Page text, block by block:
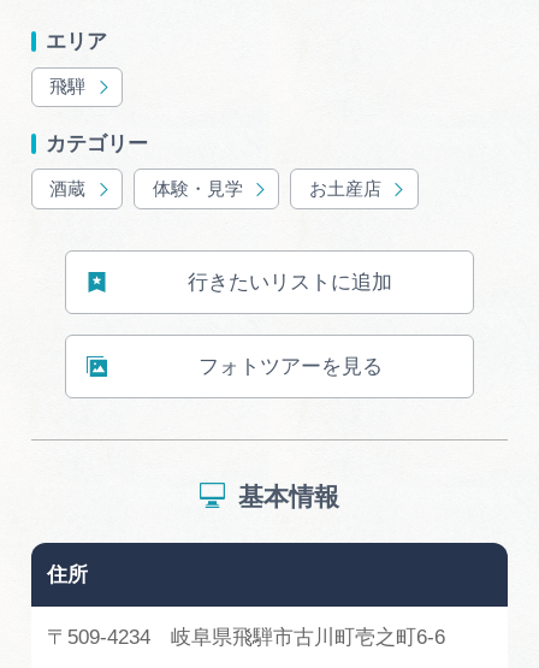
エリア
飛騨
カテゴリー
酒蔵 体験・見学 お土産店
行きたいリストに追加
フォトツアーを見る
基本情報
住所
〒509-4234 岐阜県飛騨市古川町壱之町6-6